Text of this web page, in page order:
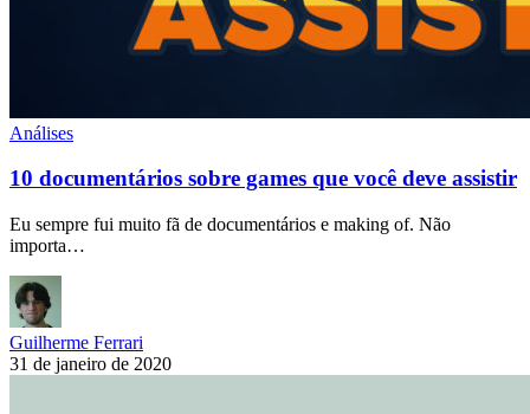
Análises
10 documentários sobre games que você deve assistir
Eu sempre fui muito fã de documentários e making of. Não
importa…
Guilherme Ferrari
31 de janeiro de 2020